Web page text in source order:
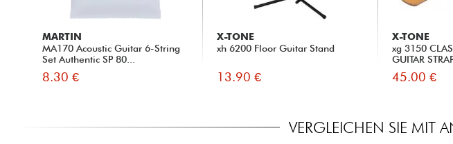
MARTIN
MA170 Acoustic Guitar 6-String
Set Authentic SP 80...
8.30 €
X-TONE
xh 6200 Floor Guitar Stand
13.90 €
X-TONE
xg 3150
GUITAR
45.00 €
VERGLEICHEN SIE MIT